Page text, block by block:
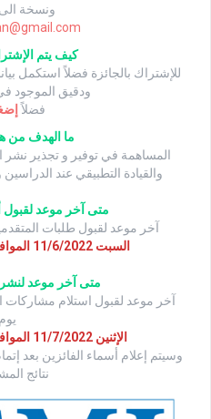
ونسخة الى
كيف يتم
للإشتراك بالجائزة فضلاً استكمل
ودقيق الموجود
فضلاً
ما الهدف من
المساهمة في توفير و تجذير نشر
والقيادة التطبيقي عند الدراسين
متى آخر موعد
آخر موعد لقبول طلبات
السبت 11/6/2022 الموافق: 12 ذو القعدة 1443
متى آخر موعد لنشر
آخر موعد لقبول استلام مشاركات
يوم
الإثنين 11/7/2022 الموافق: 12 ذو الحجة 1443
وسيتم إعلام أسماء الفائزين بعد
نتائج